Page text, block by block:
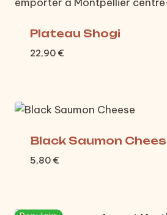
Plateau Shogi
22,90 €
Black Saumon
5,80 €